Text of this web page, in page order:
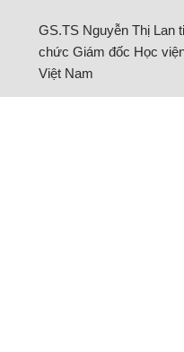
GS.TS Nguyễn Thị Lan
chức Giám đốc Học
Việt Nam